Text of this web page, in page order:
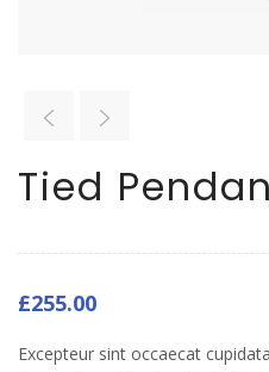
Tied
£255.00
Excepteur sint occaecat